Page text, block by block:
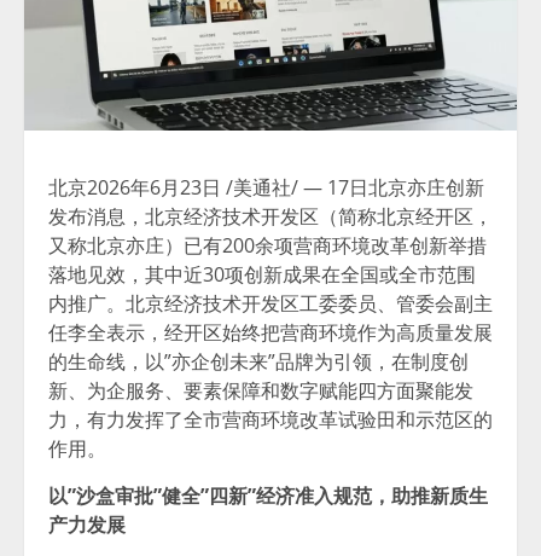
北京2026年6月23日 /美通社/ — 17日北京亦庄创新
发布消息，北京经济技术开发区（简称北京经开区，
又称北京亦庄）已有200余项营商环境改革创新举措
落地见效，其中近30项创新成果在全国或全市范围
内推广。北京经济技术开发区工委委员、管委会副主
任李全表示，经开区始终把营商环境作为高质量发展
的生命线，以”亦企创未来”品牌为引领，在制度创
新、为企服务、要素保障和数字赋能四方面聚能发
力，有力发挥了全市营商环境改革试验田和示范区的
作用。
以”沙盒审批”健全”四新”经济准入规范， 助推新质生
产力发展